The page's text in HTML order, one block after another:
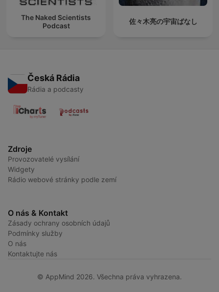
The Naked Scientists
Podcast
佐々木亮の宇宙ばなし
Česká Rádia
Rádia a podcasty
Zdroje
Provozovatelé vysílání
Widgety
Rádio webové stránky podle zemí
O nás & Kontakt
Zásady ochrany osobních údajů
Podmínky služby
O nás
Kontaktujte nás
© AppMind 2026. Všechna práva vyhrazena.